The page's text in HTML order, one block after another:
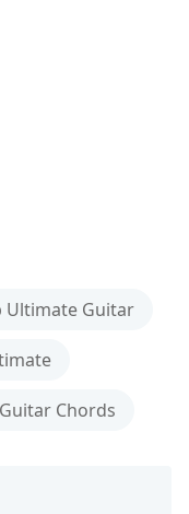
Ultimate Guitar
Chords